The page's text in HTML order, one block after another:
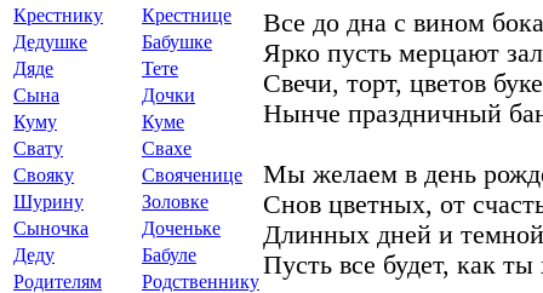
Крестнику
Крестнице
Дедушке
Бабушке
Дяде
Тете
Сына
Дочки
Куму
Куме
Свату
Свахе
Свояку
Свояченице
Шурину
Золовке
Сыночка
Доченьке
Деду
Бабуле
Родителям
Родственнику
Все до дна с вином
Ярко пусть мерцают
Свечи, торт, цветов
Нынче праздничный
Мы желаем в день
Снов цветных, от
Длинных дней и
Пусть все будет, как